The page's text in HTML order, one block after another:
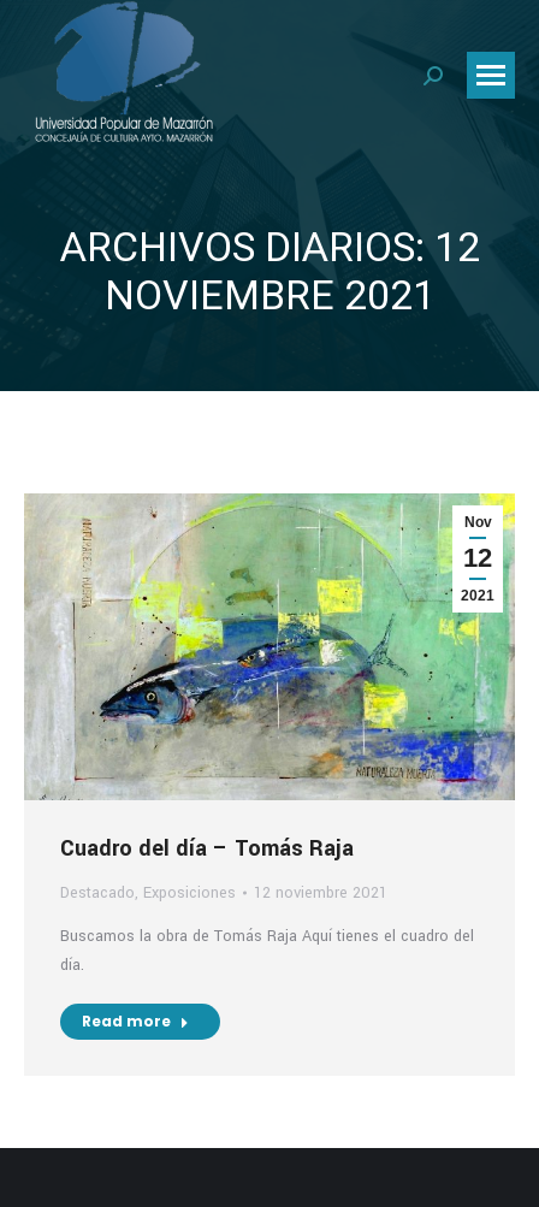
Buscar:
ARCHIVOS DIARIOS: 12
NOVIEMBRE 2021
Nov
12
2021
Cuadro del día – Tomás Raja
Destacado, Exposiciones
12 noviembre 2021
Buscamos la obra de Tomás Raja Aquí tienes el cuadro del
día.
Read more